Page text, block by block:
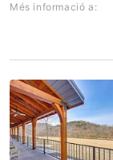
Més informació a: